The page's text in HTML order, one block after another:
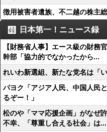
徴用被害者遺族、不二越の株主
日本第一！ニュース録
【財務省人事】エース級の財
幹部「協力的でなかったから...
れいわ新選組、新たな党名は「
パヨク「アジア人民、中国人民
るぞー！」
松のや「ママ応援企画」がなぜ
不幸、「尊重し合える社会」は...